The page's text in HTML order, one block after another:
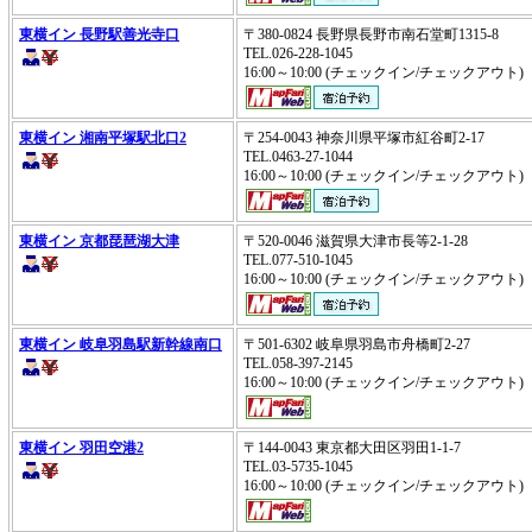
東横イン 長野駅善光寺口
〒380-0824 長野県長野市南石堂町1315-8
TEL.026-228-1045
16:00～10:00 (チェックイン/チェックアウ
東横イン 湘南平塚駅北口2
〒254-0043 神奈川県平塚市紅谷町2-17
TEL.0463-27-1044
16:00～10:00 (チェックイン/チェックアウ
東横イン 京都琵琶湖大津
〒520-0046 滋賀県大津市長等2-1-28
TEL.077-510-1045
16:00～10:00 (チェックイン/チェックアウ
東横イン 岐阜羽島駅新幹線南口
〒501-6302 岐阜県羽島市舟橋町2-27
TEL.058-397-2145
16:00～10:00 (チェックイン/チェックアウ
東横イン 羽田空港2
〒144-0043 東京都大田区羽田1-1-7
TEL.03-5735-1045
16:00～10:00 (チェックイン/チェックアウ